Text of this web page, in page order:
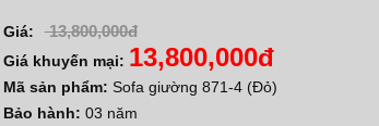
Giá: 13,800,000đ
Giá khuyến mại: 13,800,000đ
Mã sản phẩm: Sofa giường 871-4 (Đỏ)
Bảo hành: 03 năm